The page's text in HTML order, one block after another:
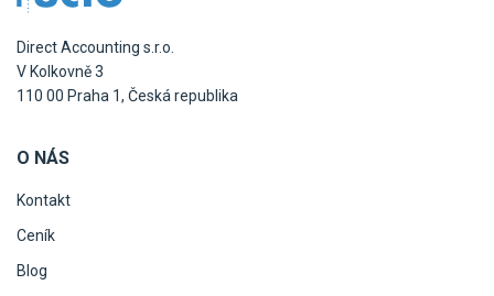
Direct Accounting s.r.o.
V Kolkovně 3
110 00 Praha 1, Česká republika
O NÁS
Kontakt
Ceník
Blog